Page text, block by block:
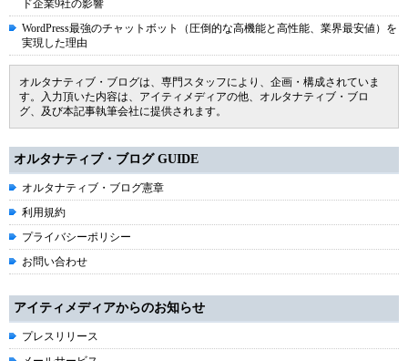
ド企業9社の影響
WordPress最強のチャットボット（圧倒的な高機能と高性能、業界最安値）を
実現した理由
オルタナティブ・ブログは、専門スタッフにより、企画・構成されていま
す。入力頂いた内容は、アイティメディアの他、オルタナティブ・ブロ
グ、及び本記事執筆会社に提供されます。
オルタナティブ・ブログ GUIDE
オルタナティブ・ブログ憲章
利用規約
プライバシーポリシー
お問い合わせ
アイティメディアからのお知らせ
プレスリリース